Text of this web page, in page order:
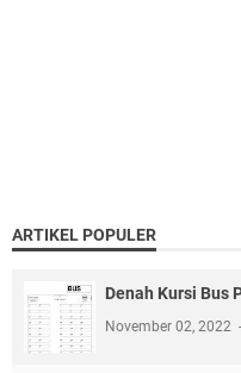
ARTIKEL POPULER
Denah Kursi Bus
November 02, 2022